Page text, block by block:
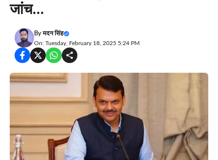
जांच…
Byमदन सिंह
On: Tuesday, February 18, 2025 5:24 PM